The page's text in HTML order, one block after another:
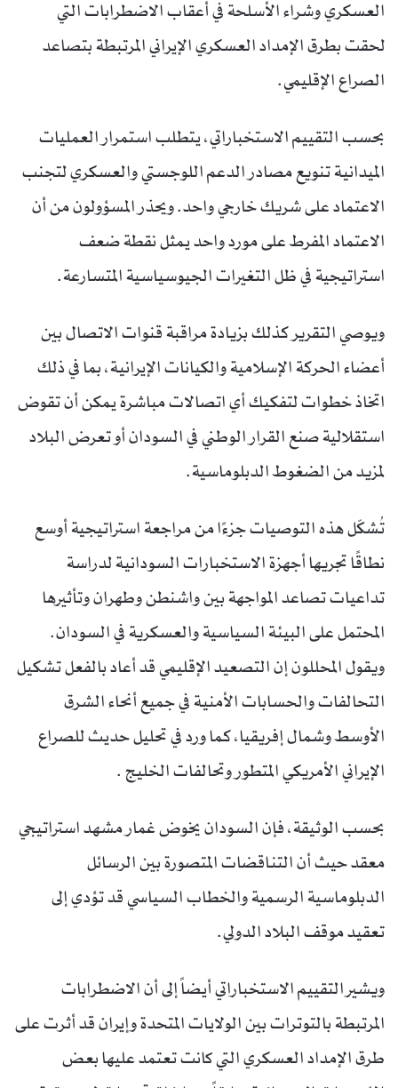
العسكري وشراء الأسلحة في أعقاب الاضطرابات التي
لحقت بطرق الإمداد العسكري الإيراني المرتبطة بتصاعد
الصراع الإقليمي.
بحسب التقييم الاستخباراتي، يتطلب استمرار العمليات
الميدانية تنويع مصادر الدعم اللوجستي والعسكري لتجنب
الاعتماد على شريك خارجي واحد. ويحذر المسؤولون من أن
الاعتماد المفرط على مورد واحد يمثل نقطة ضعف
استراتيجية في ظل التغيرات الجيوسياسية المتسارعة.
ويوصي التقرير كذلك بزيادة مراقبة قنوات الاتصال بين
أعضاء الحركة الإسلامية والكيانات الإيرانية، بما في ذلك
اتخاذ خطوات لتفكيك أي اتصالات مباشرة يمكن أن تقوض
استقلالية صنع القرار الوطني في السودان أو تعرض البلاد
لمزيد من الضغوط الدبلوماسية.
تُشكّل هذه التوصيات جزءًا من مراجعة استراتيجية أوسع
نطاقًا تجريها أجهزة الاستخبارات السودانية لدراسة
تداعيات تصاعد المواجهة بين واشنطن وطهران وتأثيرها
المحتمل على البيئة السياسية والعسكرية في السودان.
ويقول المحللون إن التصعيد الإقليمي قد أعاد بالفعل تشكيل
التحالفات والحسابات الأمنية في جميع أنحاء الشرق
الأوسط وشمال إفريقيا، كما ورد في تحليل حديث للصراع
الإيراني الأمريكي المتطور وتحالفات الخليج .
بحسب الوثيقة، فإن السودان يخوض غمار مشهد استراتيجي
معقد حيث أن التناقضات المتصورة بين الرسائل
الدبلوماسية الرسمية والخطاب السياسي قد تؤدي إلى
تعقيد موقف البلاد الدولي.
ويشير التقييم الاستخباراتي أيضاً إلى أن الاضطرابات
المرتبطة بالتوترات بين الولايات المتحدة وإيران قد أثرت على
طرق الإمداد العسكري التي كانت تعتمد عليها بعض